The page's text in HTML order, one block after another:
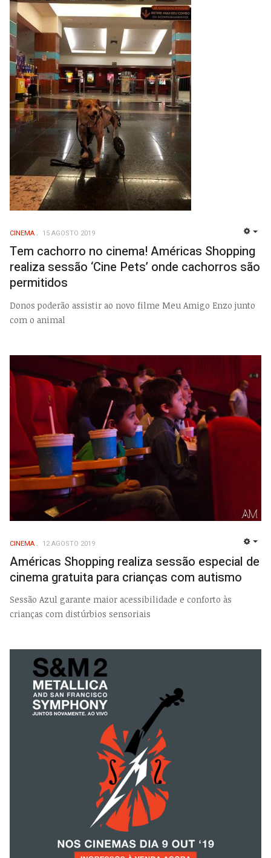
CINEMA 15 AGOSTO 2019
Tem cachorro no cinema! Américas Shopping
realiza sessão ‘Cine Pets’ onde cachorros são
permitidos
Donos poderão assistir ao novo filme Meu Amigo Enzo junto
com o animal
CINEMA 12 AGOSTO 2019
Américas Shopping realiza sessão especial de
cinema gratuita para crianças com autismo
Sessão Azul garante maior acessibilidade e conforto às
crianças com distúrbios sensoriais